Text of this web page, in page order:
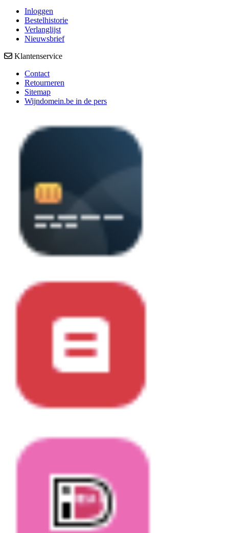
Inloggen
Bestelhistorie
Verlanglijst
Nieuwsbrief
Klantenservice
Contact
Retourneren
Sitemap
Wijndomein.be in de pers